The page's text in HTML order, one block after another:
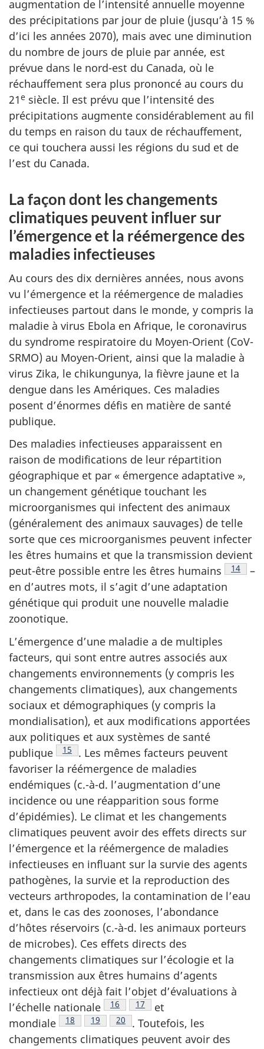
augmentation de l’intensité annuelle moyenne
des précipitations par jour de pluie (jusqu’à 15 %
d’ici les années 2070), mais avec une diminution
du nombre de jours de pluie par année, est
prévue dans le nord-est du Canada, où le
réchauffement sera plus prononcé au cours du
21e siècle. Il est prévu que l’intensité des
précipitations augmente considérablement au fil
du temps en raison du taux de réchauffement,
ce qui touchera aussi les régions du sud et de
l’est du Canada.
La façon dont les changements
climatiques peuvent influer sur
l’émergence et la réémergence des
maladies infectieuses
Au cours des dix dernières années, nous avons
vu l’émergence et la réémergence de maladies
infectieuses partout dans le monde, y compris la
maladie à virus Ebola en Afrique, le coronavirus
du syndrome respiratoire du Moyen-Orient (CoV-
SRMO) au Moyen-Orient, ainsi que la maladie à
virus Zika, le chikungunya, la fièvre jaune et la
dengue dans les Amériques. Ces maladies
posent d’énormes défis en matière de santé
publique.
Des maladies infectieuses apparaissent en
raison de modifications de leur répartition
géographique et par « émergence adaptative »,
un changement génétique touchant les
microorganismes qui infectent des animaux
(généralement des animaux sauvages) de telle
sorte que ces microorganismes peuvent infecter
les êtres humains et que la transmission devient
peut-être possible entre les êtres humains Note
14
–
en d’autres mots, il s’agit d’une adaptation
génétique qui produit une nouvelle maladie
zoonotique.
L’émergence d’une maladie a de multiples
facteurs, qui sont entre autres associés aux
changements environnements (y compris les
changements climatiques), aux changements
sociaux et démographiques (y compris la
mondialisation), et aux modifications apportées
aux politiques et aux systèmes de santé
publique
Note de bas de page
15 . Les mêmes facteurs peuvent
favoriser la réémergence de maladies
endémiques (c.-à-d. l’augmentation d’une
incidence ou une réapparition sous forme
d’épidémies). Le climat et les changements
climatiques peuvent avoir des effets directs sur
l’émergence et la réémergence de maladies
infectieuses en influant sur la survie des agents
pathogènes, la survie et la reproduction des
vecteurs arthropodes, la contamination de l’eau
et, dans le cas des zoonoses, l’abondance
d’hôtes réservoirs (c.-à-d. les animaux porteurs
de microbes). Ces effets directs des
changements climatiques sur l’écologie et la
transmission aux êtres humains d’agents
infectieux ont déjà fait l’objet d’évaluations à
l’échelle nationale Note de bas de page
16 Note de bas de page
17
et
mondiale
Note de bas de page
18 Note de bas de page
19 Note de bas de page
20 . Toutefois, les
changements climatiques peuvent avoir des